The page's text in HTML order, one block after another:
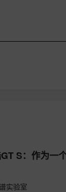
S：作为一
实验室